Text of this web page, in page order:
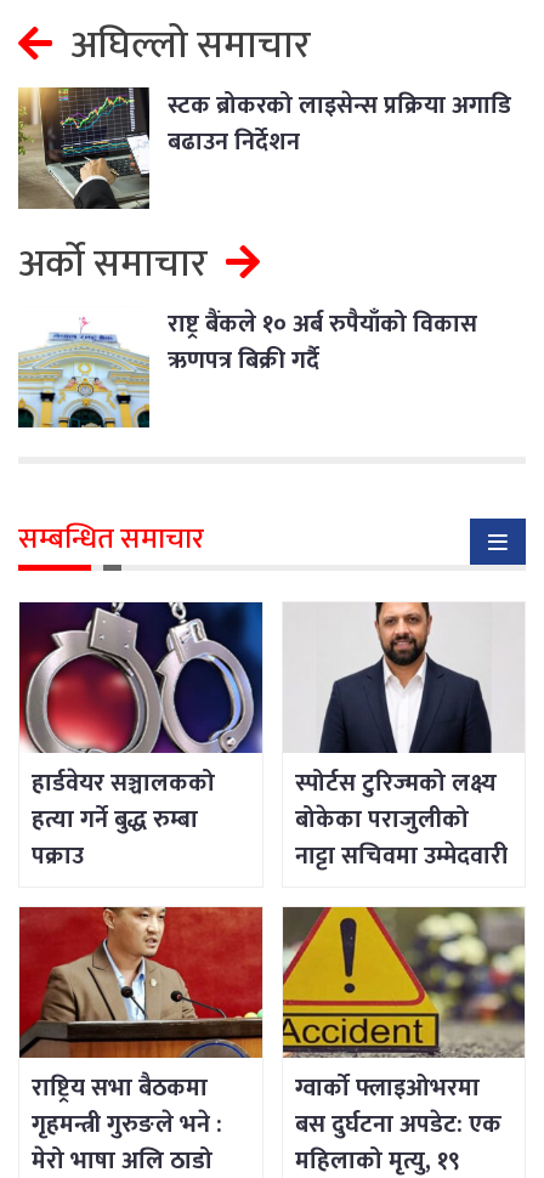
अघिल्लो समाचार
स्टक ब्रोकरको लाइसेन्स प्रक्रिया अगाडि
बढाउन निर्देशन
अर्को समाचार
राष्ट्र बैंकले १० अर्ब रुपैयाँको विकास
ऋणपत्र बिक्री गर्दै
सम्बन्धित समाचार
हार्डवेयर सञ्चालकको
हत्या गर्ने बुद्ध रुम्बा
पक्राउ
स्पोर्टस टुरिज्मको लक्ष्य
बोकेका पराजुलीको
नाट्टा सचिवमा उम्मेदवारी
राष्ट्रिय सभा बैठकमा
गृहमन्त्री गुरुङले भने :
मेरो भाषा अलि ठाडो
ग्वार्को फ्लाइओभरमा
बस दुर्घटना अपडेट: एक
महिलाको मृत्यु, १९